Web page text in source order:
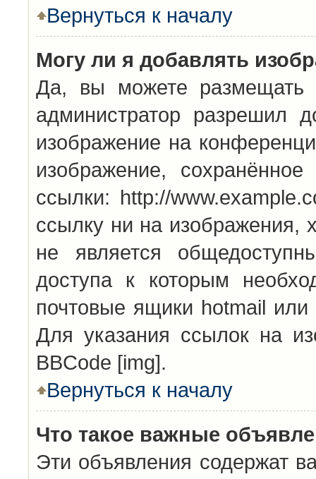
Вернуться к началу
Могу ли я добавлять
Да, вы можете размещать
администратор разрешил
изображение на
изображение,
ссылки: http://
ссылку ни на
не является
доступа к которым
почтовые ящики hotmail
Для указания ссылок на
BBCode [img].
Вернуться к началу
Что такое важные
Эти объявления содержат